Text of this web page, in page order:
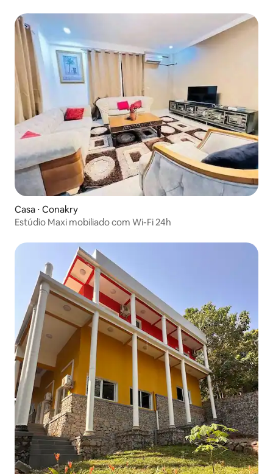
Casa ⋅ Conakry
Estúdio Maxi mobiliado com Wi-Fi 24h